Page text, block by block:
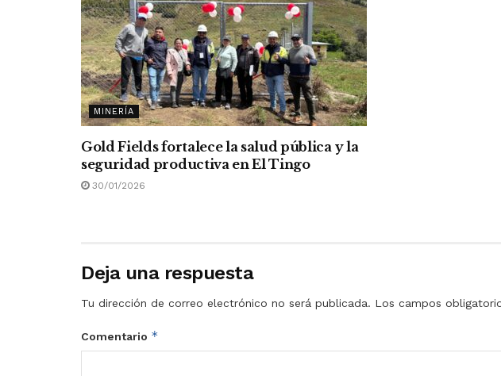
MINERÍA
Gold Fields fortalece la salud pública y la
seguridad productiva en El Tingo
30/01/2026
Deja una respuesta
Tu dirección de correo electrónico no será publicada. Los campos
Comentario *